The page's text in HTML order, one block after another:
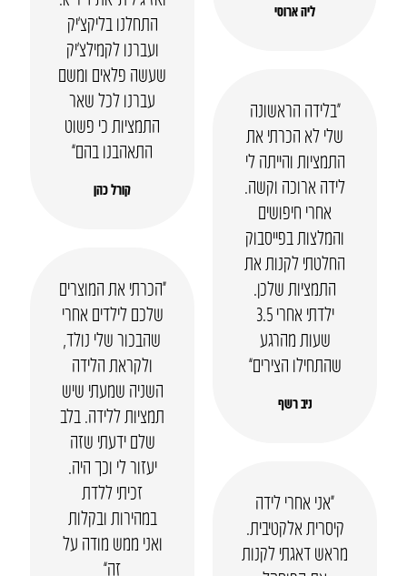
ליה ארוסי
התחלנו בליקצ’יק
ועברנו לקמילצ’יק
שעשה פלאים ומשם
עברנו לכל שאר
התמציות כי פשוט
התאהבנו בהם”
קורל כהן
“בלידה הראשונה
שלי לא הכרתי את
התמציות והייתה לי
לידה ארוכה וקשה.
אחרי חיפושים
והמלצות בפייסבוק
החלטתי לקנות את
התמציות שלכן.
ילדתי אחרי 3.5
שעות מהרגע
שהתחילו הצירים”
ניב רשף
“הכרתי את המוצרים
שלכם לילדים אחרי
שהבכור שלי נולד,
ולקראת הלידה
השניה שמעתי שיש
תמציות ללידה. בלב
שלם ידעתי שזה
יעזור לי וכך היה.
זכיתי ללדת
במהירות ובקלות
ואני ממש מודה על
זה”
“אני אחרי לידה
קיסרית אלקטיבית.
מראש דאגתי לקנות